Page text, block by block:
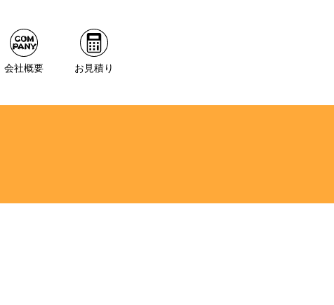
会社概要 お見積り